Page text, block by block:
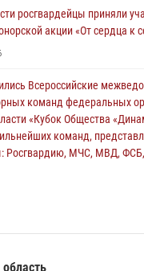
профессионального
охраны
победу
росгвардейцы приняли
акции «От сердца к
Всероссийские
команд федеральных
«Кубок Общества
команд,
Росгвардию, МЧС, МВД,
1